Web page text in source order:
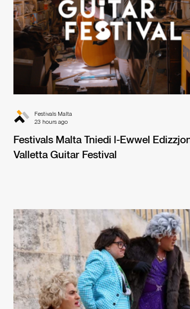
Festivals Malta Tniedi l-Ewwel
Valletta Guitar Festival
Festivals Malta
23 hours ago